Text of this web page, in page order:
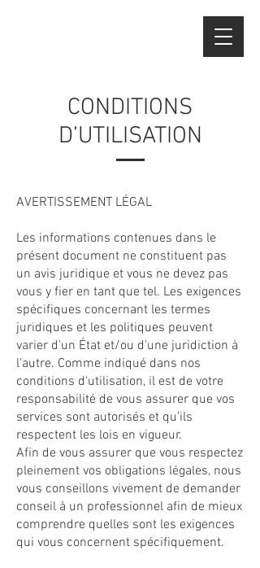
CONDITIONS
D’UTILISATION
AVERTISSEMENT LÉGAL
Les informations contenues dans le
présent document ne constituent pas
un avis juridique et vous ne devez pas
vous y fier en tant que tel. Les exigences
spécifiques concernant les termes
juridiques et les politiques peuvent
varier d'un État et/ou d'une juridiction à
l'autre. Comme indiqué dans nos
conditions d'utilisation, il est de votre
responsabilité de vous assurer que vos
services sont autorisés et qu’ils
respectent les lois en vigueur.
Afin de vous assurer que vous respectez
pleinement vos obligations légales, nous
vous conseillons vivement de demander
conseil à un professionnel afin de mieux
comprendre quelles sont les exigences
qui vous concernent spécifiquement.